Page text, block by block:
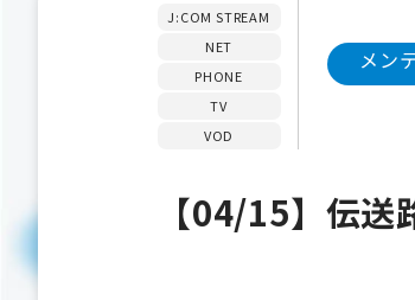
J:COM STREAM
NET
PHONE
TV
VOD
メン
【04/15】伝